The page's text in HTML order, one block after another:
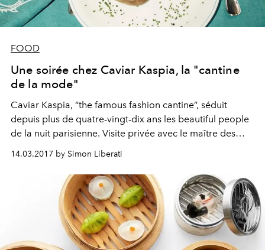
FOOD
Une soirée chez Caviar Kaspia, la "cantine
de la mode"
Caviar Kaspia, “the famous fashion cantine”, séduit
depuis plus de quatre-vingt-dix ans les beautiful people
de la nuit parisienne. Visite privée avec le maître des
14.03.2017 by Simon Liberati